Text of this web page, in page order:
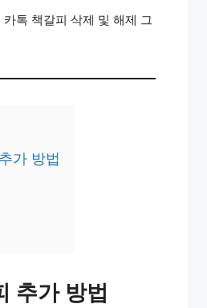
톡 책갈피 삭제 및 해제 그
가 방법
추가 방법